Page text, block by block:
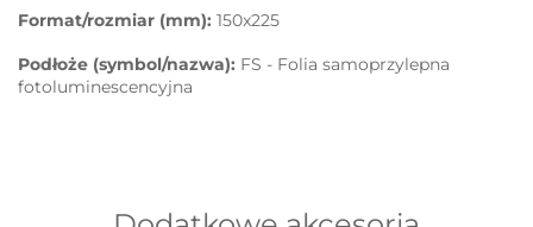
Format/rozmiar (mm): 150x225
Podłoże (symbol/nazwa): FS - Folia samoprzylepna
fotoluminescencyjna